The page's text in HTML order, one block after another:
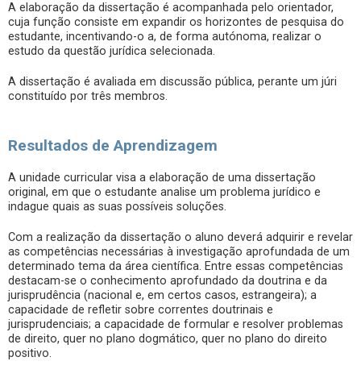
A elaboração da dissertação é acompanhada pelo orientador,
cuja função consiste em expandir os horizontes de pesquisa do
estudante, incentivando-o a, de forma autónoma, realizar o
estudo da questão jurídica selecionada.
A dissertação é avaliada em discussão pública, perante um júri
constituído por três membros.
Resultados de Aprendizagem
A unidade curricular visa a elaboração de uma dissertação
original, em que o estudante analise um problema jurídico e
indague quais as suas possíveis soluções.
Com a realização da dissertação o aluno deverá adquirir e revelar
as competências necessárias à investigação aprofundada de um
determinado tema da área científica. Entre essas competências
destacam-se o conhecimento aprofundado da doutrina e da
jurisprudência (nacional e, em certos casos, estrangeira); a
capacidade de refletir sobre correntes doutrinais e
jurisprudenciais; a capacidade de formular e resolver problemas
de direito, quer no plano dogmático, quer no plano do direito
positivo.